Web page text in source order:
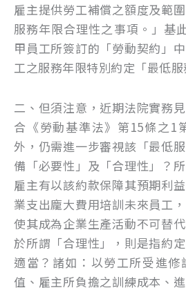
雇主提供勞工補償之額度及範
服務年限合理性之事項。」基
甲員工所簽訂的「勞動契約」
工之服務年限特別約定「最低服
二、但須注意，近期法院實務
合《勞動基準法》第15條之1
外，仍需進一步審視該「最低
備「必要性」及「合理性」？
雇主有以該約款保障其預期利
業支出龐大費用培訓未來員工
使其成為企業生產活動不可替
於所謂「合理性」，則是指約
適當？諸如：以勞工所受進
值、雇主所負擔之訓練成本、